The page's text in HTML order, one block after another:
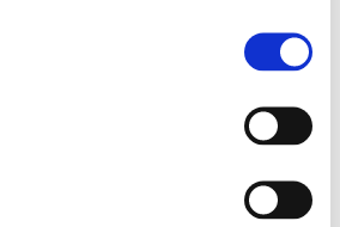
valgt ud fra reelle søgninger
arbejdsbilleder, team
der bliver lavet en enkel proces